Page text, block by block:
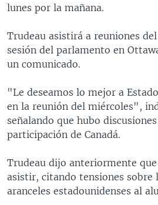
lunes por la mañana.
Trudeau asistirá a reuniones
sesión del parlamento en
un comunicado.
"Le deseamos lo mejor a
en la reunión del miércoles",
señalando que hubo
participación de Canadá.
Trudeau dijo anteriormente
asistir, citando tensiones sobre
aranceles estadounidenses al